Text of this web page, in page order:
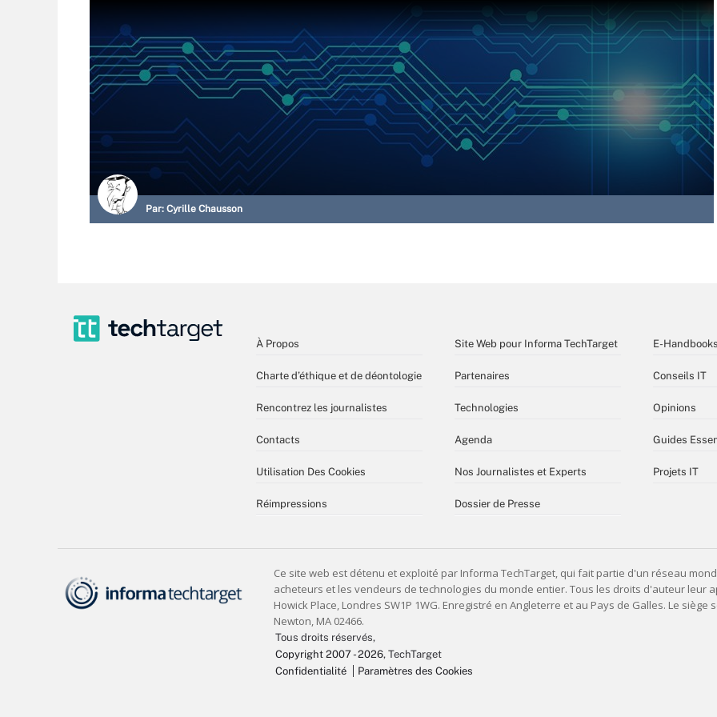
Par: Cyrille Chausson
À Propos
Charte d’éthique et de déontologie
Rencontrez les journalistes
Contacts
Utilisation Des Cookies
Réimpressions
Site Web pour Informa TechTarget
Partenaires
Technologies
Agenda
Nos Journalistes et Experts
Dossier de Presse
E-
Conseils IT
Opinions
Guides
Projets IT
Tous droits réservés,
Copyright 2007 - 2026, TechTarget
Confidentialité
Paramètres des Cookies